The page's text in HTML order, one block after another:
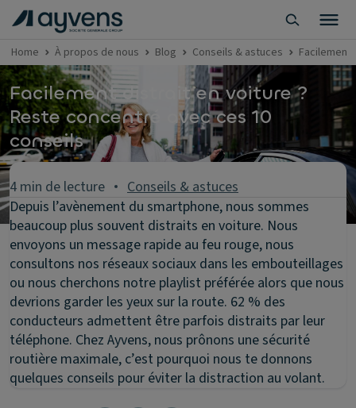
Home À propos de nous Blog Conseils & astuces Facilement
Facilement distrait en voiture ?
Reste concentré avec ces 10
conseils
4 min de lecture
Conseils & astuces
Depuis l’avènement du smartphone, nous sommes
beaucoup plus souvent distraits en voiture. Nous
envoyons un message rapide au feu rouge, nous
consultons nos réseaux sociaux dans les embouteillages
ou nous cherchons notre playlist préférée alors que nous
devrions garder les yeux sur la route. 62 % des
conducteurs admettent être parfois distraits par leur
téléphone. Chez Ayvens, nous prônons une sécurité
routière maximale, c’est pourquoi nous te donnons
quelques conseils pour éviter la distraction au volant.